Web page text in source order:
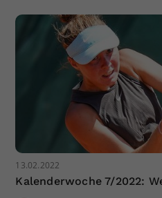
13.02.2022
Kalenderwoche 7/2022: